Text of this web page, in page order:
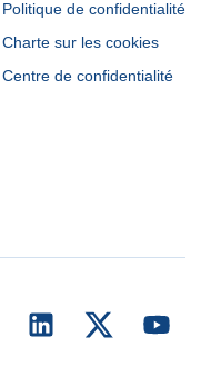
Politique de confidentialité
Charte sur les cookies
Centre de confidentialité